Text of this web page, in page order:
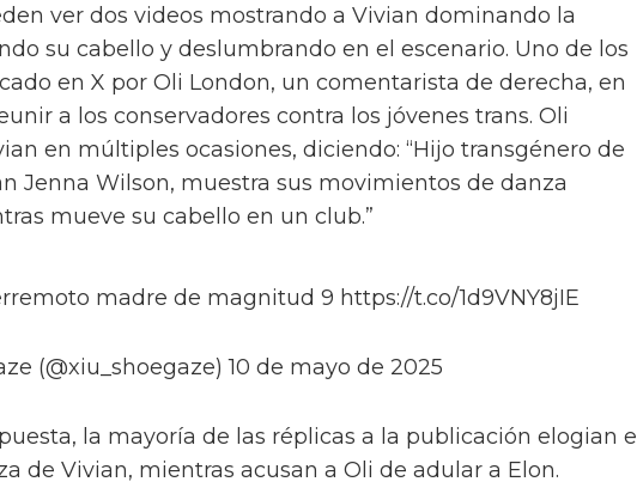
ver dos videos mostrando a Vivian dominando la
su cabello y deslumbrando en el escenario. Uno de los
en X por Oli London, un comentarista de derecha, en
a los conservadores contra los jóvenes trans. Oli
en múltiples ocasiones, diciendo: “Hijo transgénero de
Jenna Wilson, muestra sus movimientos de danza
mueve su cabello en un club.”
madre de magnitud 9 https://t.co/1d9VNY8jIE
(@xiu_shoegaze) 10 de mayo de 2025
la mayoría de las réplicas a la publicación elogian el
de Vivian, mientras acusan a Oli de adular a Elon.